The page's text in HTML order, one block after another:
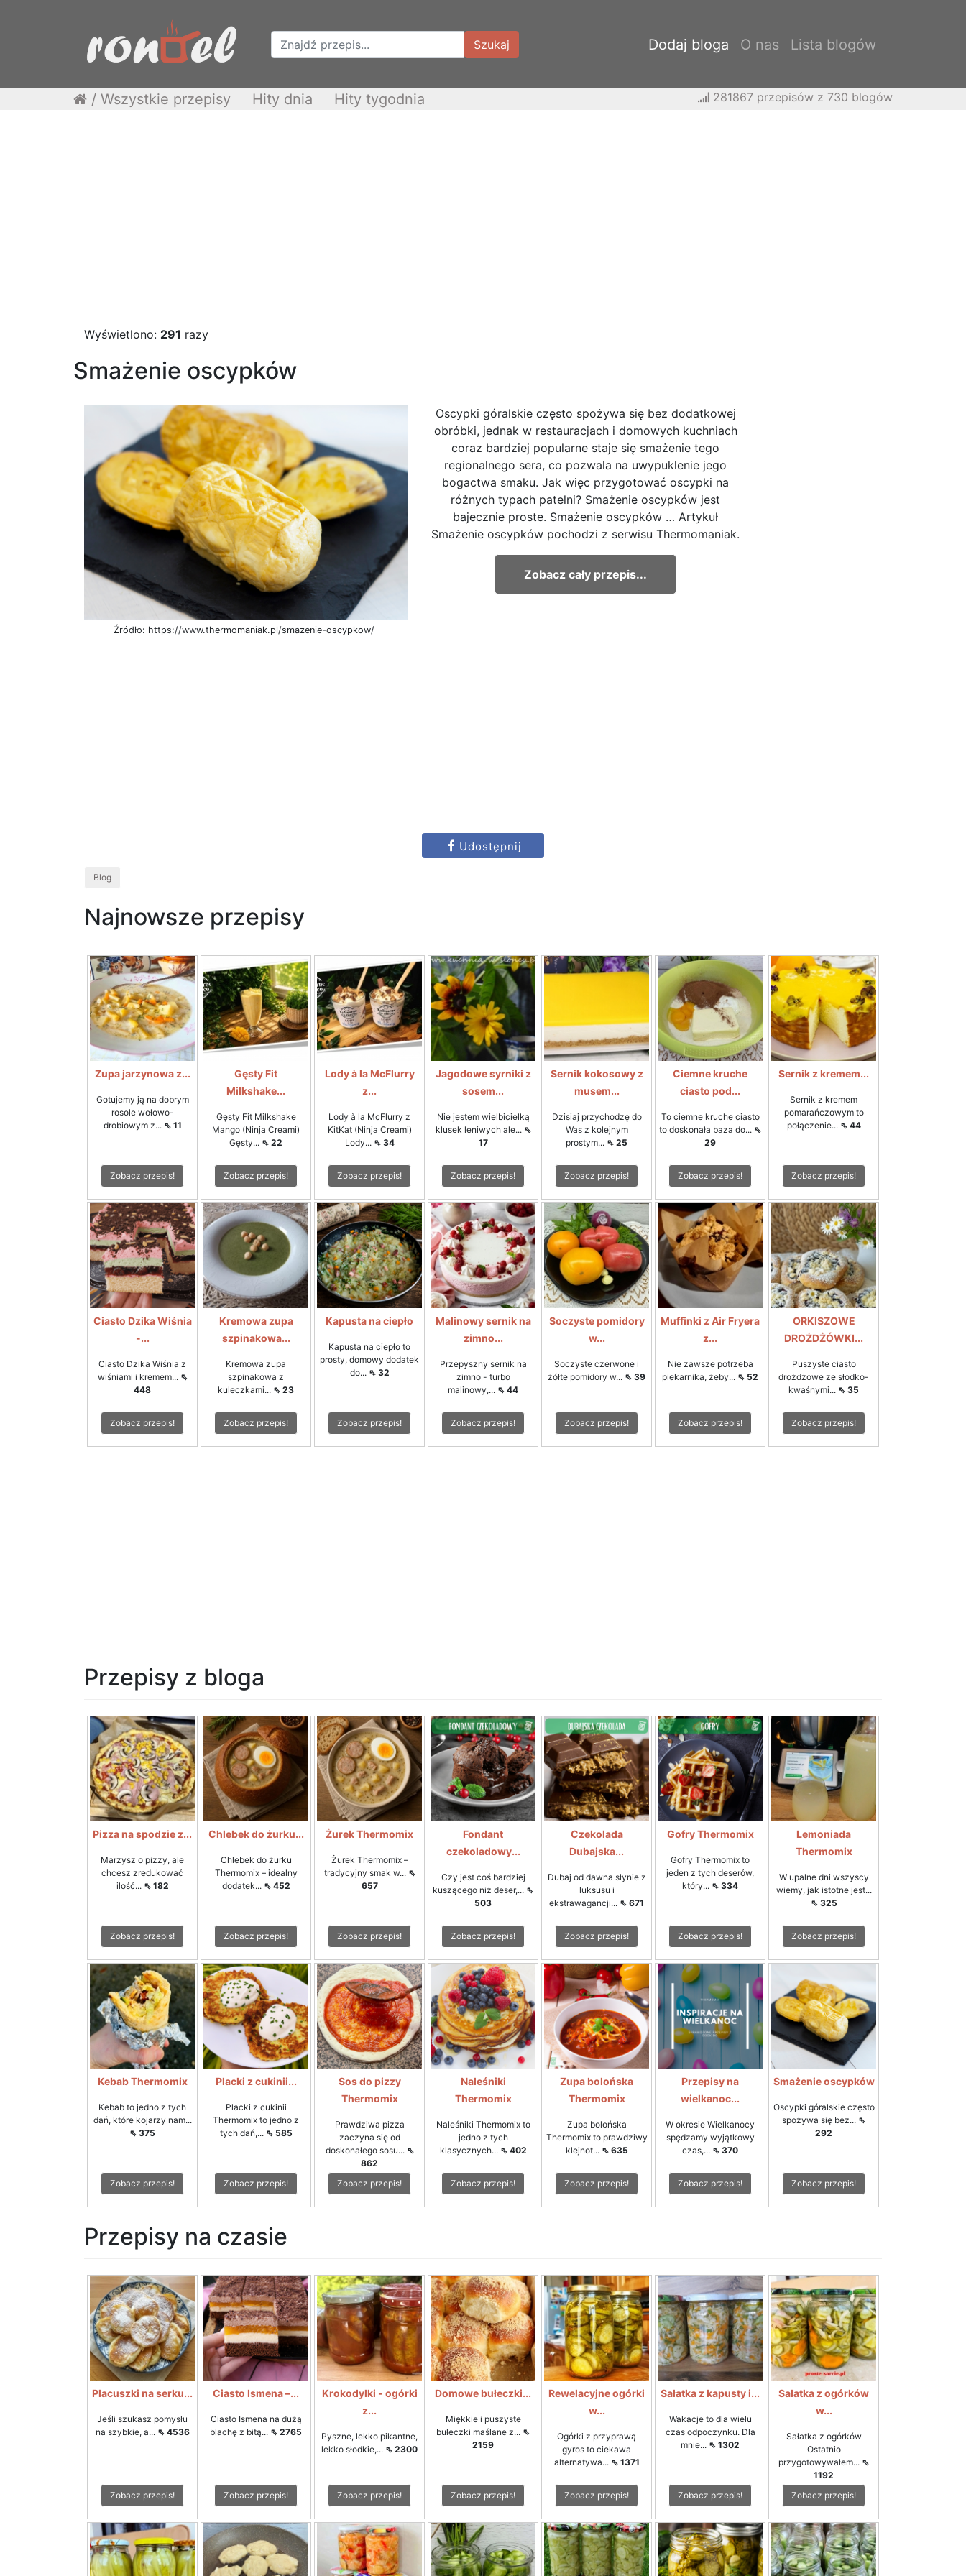
Szukaj Dodaj bloga O nas Lista blogów
/ Wszystkie przepisy Hity dnia Hity tygodnia 281867 przepisów z 730 blogów
Wyświetlono: 291 razy
Smażenie oscypków
Źródło: https://www.thermomaniak.pl/smazenie-oscypkow/
Oscypki góralskie często spożywa się bez dodatkowej
obróbki, jednak w restauracjach i domowych kuchniach
coraz bardziej popularne staje się smażenie tego
regionalnego sera, co pozwala na uwypuklenie jego
bogactwa smaku. Jak więc przygotować oscypki na
różnych typach patelni? Smażenie oscypków jest
bajecznie proste. Smażenie oscypków … Artykuł
Smażenie oscypków pochodzi z serwisu Thermomaniak.
Zobacz cały przepis...
Udostępnij
Blog
Najnowsze przepisy
Zupa jarzynowa z...
Gotujemy ją na dobrym
rosole wołowo-
drobiowym z... ⇖ 11
Zobacz przepis!
Gęsty Fit
Milkshake...
Gęsty Fit Milkshake
Mango (Ninja Creami)
Gęsty... ⇖ 22
Zobacz przepis!
Lody à la McFlurry
z...
Lody à la McFlurry z
KitKat (Ninja Creami)
Lody... ⇖ 34
Zobacz przepis!
Jagodowe syrniki z
sosem...
Nie jestem wielbicielką
klusek leniwych ale... ⇖
17
Zobacz przepis!
Sernik kokosowy z
musem...
Dzisiaj przychodzę do
Was z kolejnym
prostym... ⇖ 25
Zobacz przepis!
Ciemne kruche
ciasto pod...
To ciemne kruche ciasto
to doskonała baza do... ⇖
29
Zobacz przepis!
Sernik z kremem...
Sernik z kremem
pomarańczowym to
połączenie... ⇖ 44
Zobacz przepis!
Ciasto Dzika Wiśnia
-...
Ciasto Dzika Wiśnia z
wiśniami i kremem... ⇖
448
Zobacz przepis!
Kremowa zupa
szpinakowa...
Kremowa zupa
szpinakowa z
kuleczkami... ⇖ 23
Zobacz przepis!
Kapusta na ciepło
Kapusta na ciepło to
prosty, domowy dodatek
do... ⇖ 32
Zobacz przepis!
Malinowy sernik na
zimno...
Przepyszny sernik na
zimno - turbo
malinowy,... ⇖ 44
Zobacz przepis!
Soczyste pomidory
w...
Soczyste czerwone i
żółte pomidory w... ⇖ 39
Zobacz przepis!
Muffinki z Air Fryera
z...
Nie zawsze potrzeba
piekarnika, żeby... ⇖ 52
Zobacz przepis!
ORKISZOWE
DROŻDŻÓWKI...
Puszyste ciasto
drożdżowe ze słodko-
kwaśnymi... ⇖ 35
Zobacz przepis!
Przepisy z bloga
Pizza na spodzie z...
Marzysz o pizzy, ale
chcesz zredukować
ilość... ⇖ 182
Zobacz przepis!
Chlebek do żurku...
Chlebek do żurku
Thermomix – idealny
dodatek... ⇖ 452
Zobacz przepis!
Żurek Thermomix
Żurek Thermomix –
tradycyjny smak w... ⇖
657
Zobacz przepis!
Fondant
czekoladowy...
Czy jest coś bardziej
kuszącego niż deser,... ⇖
503
Zobacz przepis!
Czekolada
Dubajska...
Dubaj od dawna słynie z
luksusu i
ekstrawagancji... ⇖ 671
Zobacz przepis!
Gofry Thermomix
Gofry Thermomix to
jeden z tych deserów,
który... ⇖ 334
Zobacz przepis!
Lemoniada
Thermomix
W upalne dni wszyscy
wiemy, jak istotne jest...
⇖ 325
Zobacz przepis!
Kebab Thermomix
Kebab to jedno z tych
dań, które kojarzy nam...
⇖ 375
Zobacz przepis!
Placki z cukinii...
Placki z cukinii
Thermomix to jedno z
tych dań,... ⇖ 585
Zobacz przepis!
Sos do pizzy
Thermomix
Prawdziwa pizza
zaczyna się od
doskonałego sosu... ⇖
862
Zobacz przepis!
Naleśniki
Thermomix
Naleśniki Thermomix to
jedno z tych
klasycznych... ⇖ 402
Zobacz przepis!
Zupa bolońska
Thermomix
Zupa bolońska
Thermomix to prawdziwy
klejnot... ⇖ 635
Zobacz przepis!
Przepisy na
wielkanoc...
W okresie Wielkanocy
spędzamy wyjątkowy
czas,... ⇖ 370
Zobacz przepis!
Smażenie oscypków
Oscypki góralskie często
spożywa się bez... ⇖
292
Zobacz przepis!
Przepisy na czasie
Placuszki na serku...
Jeśli szukasz pomysłu
na szybkie, a... ⇖ 4536
Zobacz przepis!
Ciasto Ismena –...
Ciasto Ismena na dużą
blachę z bitą... ⇖ 2765
Zobacz przepis!
Krokodylki - ogórki
z...
Pyszne, lekko pikantne,
lekko słodkie,... ⇖ 2300
Zobacz przepis!
Domowe bułeczki...
Miękkie i puszyste
bułeczki maślane z... ⇖
2159
Zobacz przepis!
Rewelacyjne ogórki
w...
Ogórki z przyprawą
gyros to ciekawa
alternatywa... ⇖ 1371
Zobacz przepis!
Sałatka z kapusty i...
Wakacje to dla wielu
czas odpoczynku. Dla
mnie... ⇖ 1302
Zobacz przepis!
Sałatka z ogórków
w...
Sałatka z ogórków
Ostatnio
przygotowywałem... ⇖
1192
Zobacz przepis!